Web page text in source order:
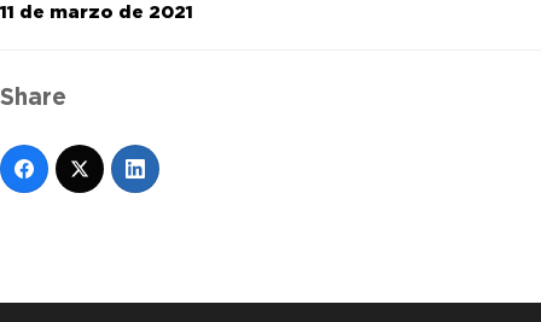
11 de marzo de 2021
Share